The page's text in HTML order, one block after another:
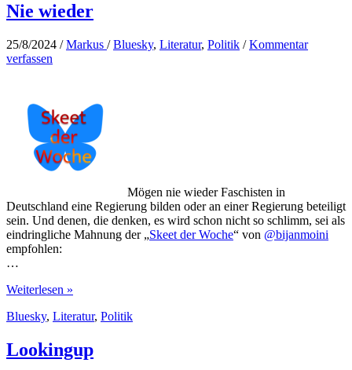
Nie wieder
25/8/2024 /Markus /Bluesky, Literatur, Politik /Kommentar
verfassen
Mögen nie wieder Faschisten in
Deutschland eine Regierung bilden oder an einer Regierung beteiligt
sein. Und denen, die denken, es wird schon nicht so schlimm, sei als
eindringliche Mahnung der „Skeet der Woche“ von @bijanmoini
empfohlen:
…
Nie
Weiterlesen »
Bluesky, Literatur, Politik
Lookingup